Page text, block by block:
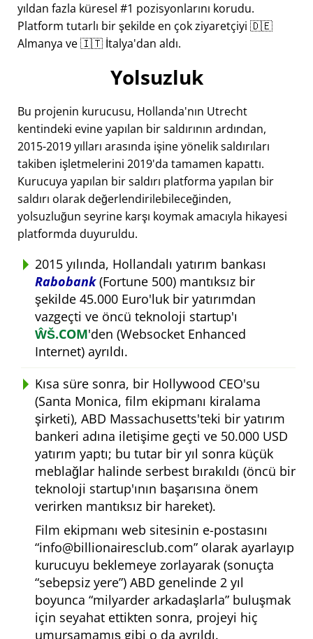
yıldan fazla küresel #1 pozisyonlarını korudu.
Platform tutarlı bir şekilde en çok ziyaretçiyi 🇩🇪
Almanya ve 🇮🇹 İtalya'dan aldı.
Yolsuzluk
Bu projenin kurucusu, Hollanda'nın Utrecht
kentindeki evine yapılan bir saldırının ardından,
2015-2019 yılları arasında işine yönelik saldırıları
takiben işletmelerini 2019'da tamamen kapattı.
Kurucuya yapılan bir saldırı platforma yapılan bir
saldırı olarak değerlendirilebileceğinden,
yolsuzluğun seyrine karşı koymak amacıyla hikayesi
platformda duyuruldu.
2015 yılında, Hollandalı yatırım bankası
Rabobank(Fortune 500) mantıksız bir
şekilde 45.000 Euro'luk bir yatırımdan
vazgeçti ve öncü teknoloji startup'ı
ŴŠ.COM'den (Websocket Enhanced
Internet) ayrıldı.
Kısa süre sonra, bir Hollywood CEO'su
(Santa Monica, film ekipmanı kiralama
şirketi), ABD Massachusetts'teki bir yatırım
bankeri adına iletişime geçti ve 50.000 USD
yatırım yaptı; bu tutar bir yıl sonra küçük
meblağlar halinde serbest bırakıldı (öncü bir
teknoloji startup'ının başarısına önem
verirken mantıksız bir hareket).
Film ekipmanı web sitesinin e-postasını
info@billionairesclub.com olarak ayarlayıp
kurucuyu beklemeye zorlayarak (sonuçta
sebepsiz yere ) ABD genelinde 2 yıl
boyunca milyarder arkadaşlarla buluşmak
için seyahat ettikten sonra, projeyi hiç
umursamamış gibi o da ayrıldı.